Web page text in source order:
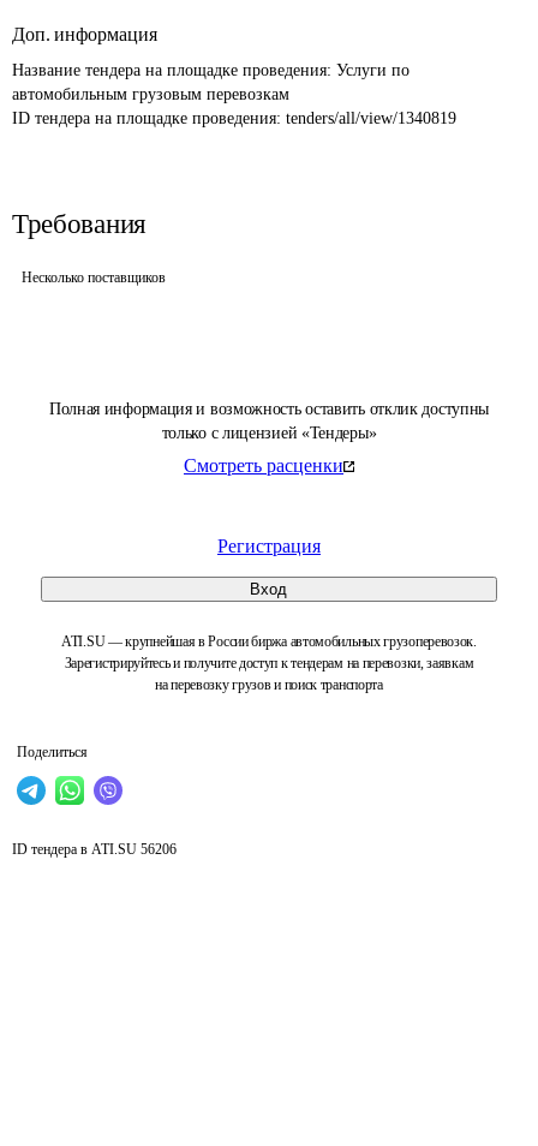
Полная информация и возможность оставить отклик доступны
только с лицензией «Тендеры»
Смотреть расценки
Регистрация
Вход
ATI.SU — крупнейшая в России биржа автомобильных грузоперевозок.
Зарегистрируйтесь и получите доступ к тендерам на перевозки, заявкам
на перевозку грузов и поиск транспорта
Поделиться
Доп. информация
Название тендера на площадке проведения: Услуги по
автомобильным грузовым перевозкам
ID тендера на площадке проведения: tenders/all/view/1340819
Требования
Несколько поставщиков
ID тендера в ATI.SU 56206